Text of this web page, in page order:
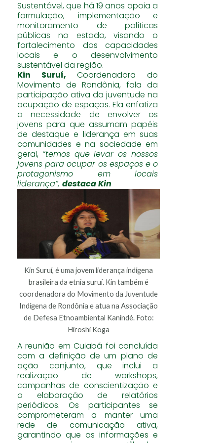
Sustentável, que há 19 anos apoia a
formulação, implementação e
monitoramento de políticas
públicas no estado, visando o
fortalecimento das capacidades
locais e o desenvolvimento
sustentável da região.
Kin Suruí, Coordenadora do
Movimento de Rondônia, fala da
participação ativa da juventude na
ocupação de espaços. Ela enfatiza
a necessidade de envolver os
jovens para que assumam papéis
de destaque e liderança em suas
comunidades e na sociedade em
geral, “temos que levar os nossos
jovens para ocupar os espaços e o
protagonismo em locais
liderança”, destaca Kin
Kin Suruí, é uma jovem liderança indígena
brasileira da etnia suruí. Kin também é
coordenadora do Movimento da Juventude
Indígena de Rondônia e atua na Associação
de Defesa Etnoambiental Kanindé. Foto:
Hiroshi Koga
A reunião em Cuiabá foi concluída
com a definição de um plano de
ação conjunto, que inclui a
realização de workshops,
campanhas de conscientização e
a elaboração de relatórios
periódicos. Os participantes se
comprometeram a manter uma
rede de comunicação ativa,
garantindo que as informações e